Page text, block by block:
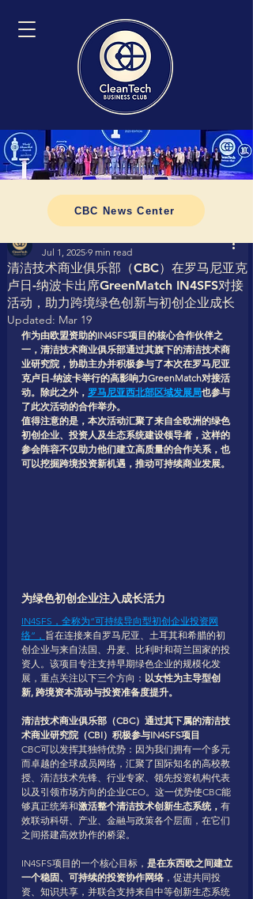
清洁技术商业俱乐部（CBC）在罗马尼亚克
卢日-纳波卡出席GreenMatch IN4SFS对接
活动，助力跨境绿色创新与初创企业成长
Jul 1, 2025 9 min read
Updated: Mar 19
作为由欧盟资助的IN4SFS项目的核心合作伙伴之
一，清洁技术商业俱乐部通过其旗下的清洁技术商
业研究院，协助主办并积极参与了本次在罗马尼亚
克卢日-纳波卡举行的高影响力GreenMatch对接活
动。除此之外， 罗马尼亚西北部区域发展局也参与
了此次活动的合作举办。
值得注意的是，本次活动汇聚了来自全欧洲的绿色
初创企业、投资人及生态系统建设领导者，这样的
参会阵容不仅助力他们建立高质量的合作关系，也
可以挖掘跨境投资新机遇，推动可持续商业发展。
为绿色初创企业注入成长活力
IN4SFS，全称为“可持续导向型初创企业投资网
络”， 旨在连接来自罗马尼亚、土耳其和希腊的初
创企业与来自法国、丹麦、比利时和荷兰国家的投
资人。该项目专注支持早期绿色企业的规模化发
展，重点关注以下三个方向： 以女性为主导型创
新, 跨境资本流动与投资准备度提升。
清洁技术商业俱乐部（CBC）通过其下属的清洁技
术商业研究院（CBI）积极参与IN4SFS项目
CBC可以发挥其独特优势：因为我们拥有一个多元
而卓越的全球成员网络，汇聚了国际知名的高校教
授、清洁技术先锋、行业专家、领先投资机构代表
以及引领市场方向的企业CEO。这一优势使CBC能
够真正统筹和激活整个清洁技术创新生态系统， 有
效联动科研、产业、金融与政策各个层面，在它们
之间搭建高效协作的桥梁。
IN4SFS项目的一个核心目标， 是在东西欧之间建立
一个稳固、可持续的投资协作网络 ，促进共同投
资、知识共享，并联合支持来自中等创新生态系统
CBC News Center